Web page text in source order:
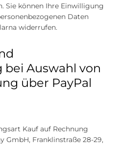
Sie können Ihre Einwilligung
Daten
widerrufen.
Auswahl von
über PayPal
Kauf auf Rechnung
GmbH, Franklinstraße 28-29,